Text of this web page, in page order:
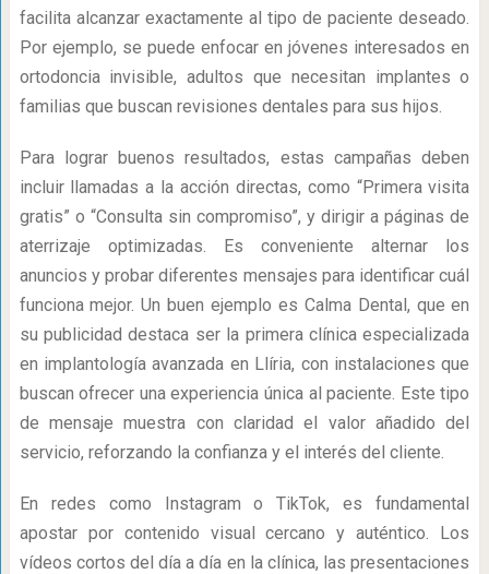
facilita alcanzar exactamente al tipo de paciente deseado.
Por ejemplo, se puede enfocar en jóvenes interesados en
ortodoncia invisible, adultos que necesitan implantes o
familias que buscan revisiones dentales para sus hijos.
Para lograr buenos resultados, estas campañas deben
incluir llamadas a la acción directas, como “Primera visita
gratis” o “Consulta sin compromiso”, y dirigir a páginas de
aterrizaje optimizadas. Es conveniente alternar los
anuncios y probar diferentes mensajes para identificar cuál
funciona mejor. Un buen ejemplo es Calma Dental, que en
su publicidad destaca ser la primera clínica especializada
en implantología avanzada en Llíria, con instalaciones que
buscan ofrecer una experiencia única al paciente. Este tipo
de mensaje muestra con claridad el valor añadido del
servicio, reforzando la confianza y el interés del cliente.
En redes como Instagram o TikTok, es fundamental
apostar por contenido visual cercano y auténtico. Los
vídeos cortos del día a día en la clínica, las presentaciones